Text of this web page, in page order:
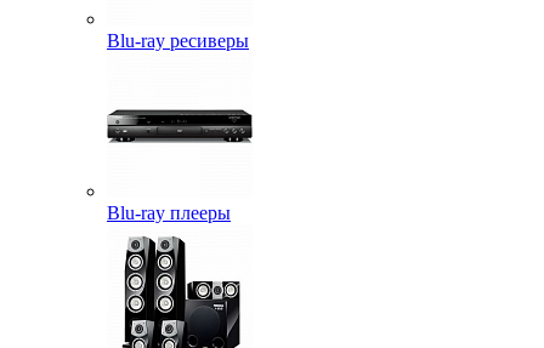
Blu-ray ресиверы
Blu-ray плееры